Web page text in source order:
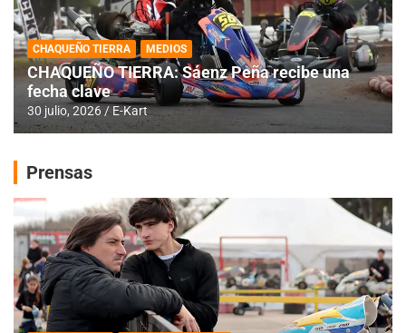
CHAQUEÑO TIERRA MEDIOS
CHAQUEÑO TIERRA: Sáenz Peña recibe una
fecha clave
30 julio, 2026 E-Kart
Prensas